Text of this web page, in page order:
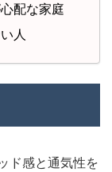
配な家庭
人
ド感と通気性を